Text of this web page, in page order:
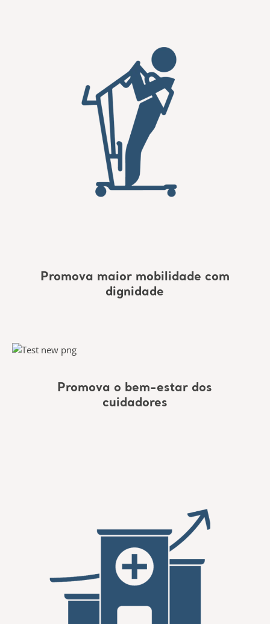
Promova maior mobilidade com
dignidade
Promova o bem-estar dos
cuidadores